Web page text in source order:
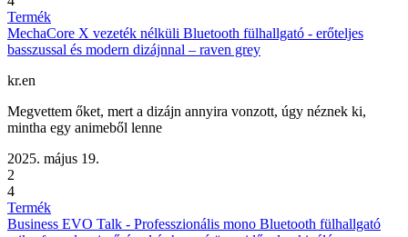
Termék
MechaCore X vezeték nélküli Bluetooth fülhallgató - erőteljes
basszussal és modern dizájnnal – raven grey
kr.en
Megvettem őket, mert a dizájn annyira vonzott, úgy néznek ki,
mintha egy animeből lenne
2025. május 19.
2
4
Termék
Business EVO Talk - Professzionális mono Bluetooth fülhallgató